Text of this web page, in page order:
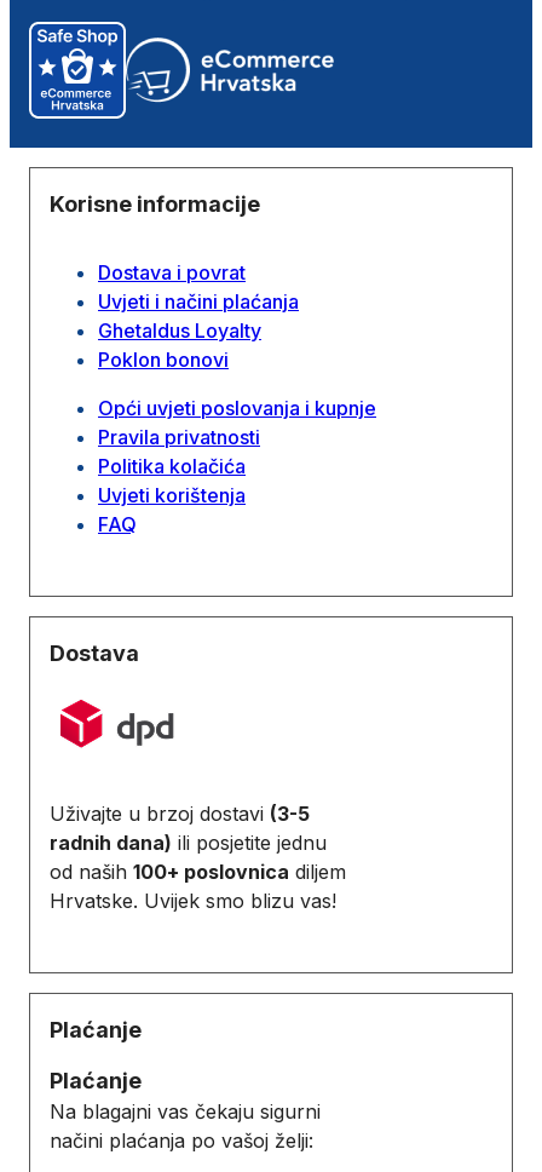
Korisne informacije
Dostava i povrat
Uvjeti i načini plaćanja
Ghetaldus Loyalty
Poklon bonovi
Opći uvjeti poslovanja i kupnje
Pravila privatnosti
Politika kolačića
Uvjeti korištenja
FAQ
Dostava
Uživajte u brzoj dostavi (3-5
radnih dana) ili posjetite jednu
od naših 100+ poslovnica diljem
Hrvatske. Uvijek smo blizu vas!
Plaćanje
Plaćanje
Na blagajni vas čekaju sigurni
načini plaćanja po vašoj želji: